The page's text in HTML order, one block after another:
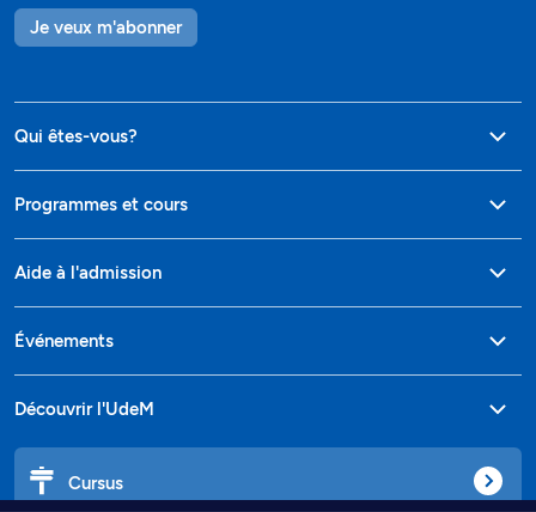
Je veux m'abonner
Qui êtes-vous?
Programmes et cours
Aide à l'admission
Événements
Découvrir l'UdeM
Cursus